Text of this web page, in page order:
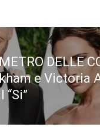
DELLE
e Victoria
“Si”